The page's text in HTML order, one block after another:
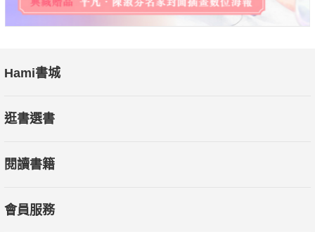
解設計者的心意。在巷弄裡和這樣一間設計小店相遇，有一種尋
到寶的快意。而7月才剛剛開幕的台南咖啡館「Room A」，雖然
典型的台南性格又一例。 台南人的「氣口」，當然要由台南人
Shopping Design會想做這些題目，因為對我們來說，不論生活
Hami書城
逛書選書
閱讀書籍
會員服務